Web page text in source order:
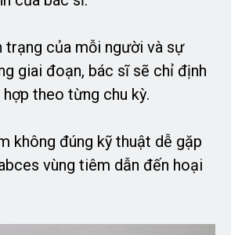
trạng của mỗi người và sự
giai đoạn, bác sĩ sẽ chỉ định
theo từng chu kỳ.
không đúng kỹ thuật dễ gặp
vùng tiêm dẫn đến hoại